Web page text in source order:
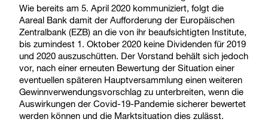
Wie bereits am 5. April 2020 kommuniziert, folgt die
Aareal Bank damit der Aufforderung der Europäischen
Zentralbank (EZB) an die von ihr beaufsichtigten Institute,
bis zumindest 1. Oktober 2020 keine Dividenden für 2019
und 2020 auszuschütten. Der Vorstand behält sich jedoch
vor, nach einer erneuten Bewertung der Situation einer
eventuellen späteren Hauptversammlung einen weiteren
Gewinnverwendungsvorschlag zu unterbreiten, wenn die
Auswirkungen der Covid-19-Pandemie sicherer bewertet
werden können und die Marktsituation dies zulässt.